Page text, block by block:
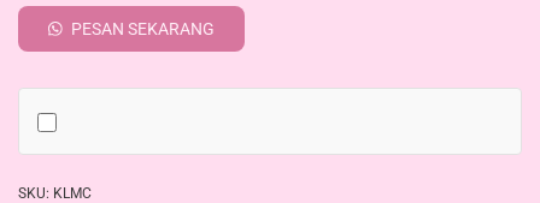
PESAN SEKARANG
SKU: KLMC